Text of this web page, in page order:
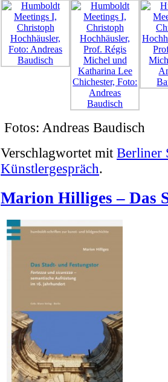
Fotos: Andreas Baudisch
Verschlagwortet mit Berliner
Künstlergespräch.
Marion Hilliges – Das